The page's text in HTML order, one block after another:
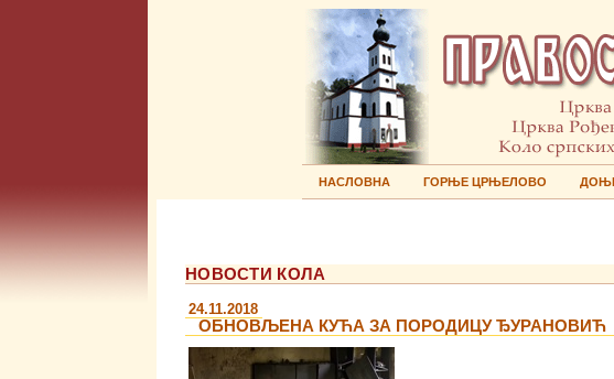
НАСЛОВНА ГОРЊЕ ЦРЊЕЛОВО
НОВОСТИ КОЛА
24.11.2018
OБНОВЉЕНА КУЋА ЗА ПОРОДИЦУ ЂУРАНОВИЋ